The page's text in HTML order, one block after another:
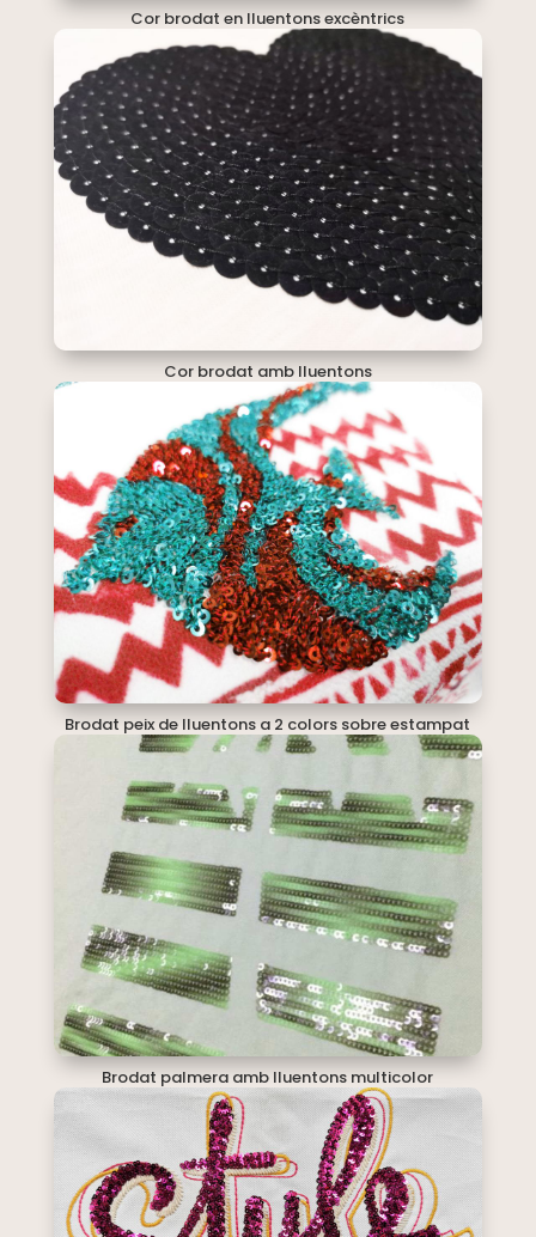
Cor brodat en lluentons excèntrics
Cor brodat amb lluentons
Brodat peix de lluentons a 2 colors sobre estampat
Brodat palmera amb lluentons multicolor